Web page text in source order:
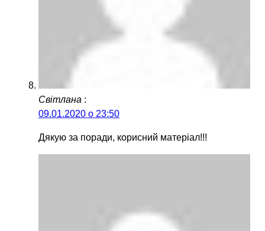
Світлана :
09.01.2020 о 23:50
Дякую за поради, корисний матеріал!!!